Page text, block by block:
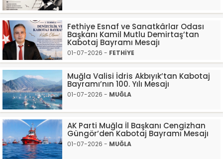
Fethiye Esnaf ve Sanatkârlar Odası
Başkanı Kamil Mutlu Demirtaş’tan
Kabotaj Bayramı Mesajı
01-07-2026 - FETHİYE
Muğla Valisi İdris Akbıyık’tan Kabotaj
Bayramı’nın 100. Yılı Mesajı
01-07-2026 - MUĞLA
AK Parti Muğla İl Başkanı Cengizhan
Güngör’den Kabotaj Bayramı Mesajı
01-07-2026 - MUĞLA